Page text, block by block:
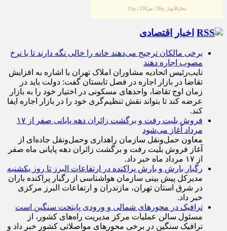
بحارالأنوار: ج78 ، ص128 ، ح11
اخبار اقتصادی
برخی مالکان ترجیح می‌دهند خانه را خالی نگه دارند تا با نرخ
مصوب اجاره دهند
نایب‌رئیس اتحادیه مشاوران املاک تهران با اشاره به افزایش
تقاضا در بازار اجاره در فصل تابستان گفت: دولت باید در
زمان اوج تقاضا، واحد‌های مسکونی در اختیار خود را به بازار
عرضه کند تا بتواند نقش تنظیم‌گری خود را در بازار اجاره ایفا
کند.
فروش بلیت رفت و برگشت زائران دهه پایانی صفر از ۱۷
مرداد آغاز می‌شود
معاون حمل‌ونقل سازمان راهداری وحمل‌و‌نقل جاده‌ای از
آغاز فروش بلیت رفت و برگشت زائران دهه پایانی ماه صفر
از ۱۷ مرداد ماه خبر داد.
رگبار بارش و بارش پراکنده در ارتفاعات البرز تا روز یکشنبه
مدیرکل پیش بینی سازمان هواشناسی از رگبار پراکنده باران
در شرق استان تهران، مازندران و ارتفاعات البرز مرکزی
خبر داد.
ترافیک در محورهای شمالی و ورودی پایتخت سنگین است
مسئول سالن عملیات مرکز مدیریت راه‌های کشور، از
ترافیک سنگین در برخی محورهای مواصلاتی کشور خبر داد و